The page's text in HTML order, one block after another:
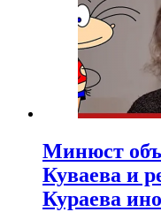
Минюст
Куваева и
Кураева